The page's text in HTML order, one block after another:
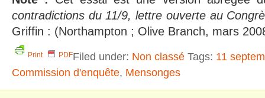
contradictions du 11/9, lettre ouverte au
Griffin : (Northampton ; Olive Branch, mars
Print PDFFiled under: Non classé Tags: 11
Commission d'enquête, Mensonges